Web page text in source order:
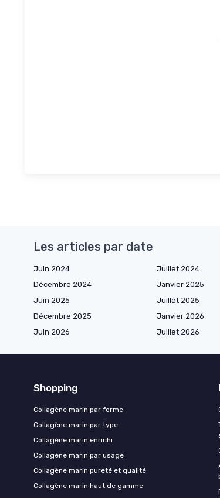
Les articles par date
Juin 2024 Juillet 2024
Décembre 2024
Janvier 2025
Juin 2025
Juillet 2025
Décembre 2025
Janvier 2026
Juin 2026
Juillet 2026
Shopping
Collagène marin par forme
Collagène marin par type
Collagène marin enrichi
Collagène marin par usage
Collagène marin pureté et qualité
Collagène marin haut de gamme